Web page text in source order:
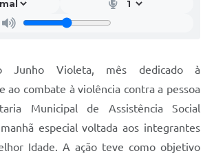
Junho Violeta, mês dedicado à
ao combate à violência contra a pessoa
Municipal de Assistência Social
especial voltada aos integrantes
Idade. A ação teve como objetivo